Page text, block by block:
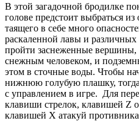
В этой загадочной бродилке
голове предстоит выбраться
таящего в себе много
раскаленной лавы и
пройти заснеженные вершины,
снежным человеком, и
этом в сточные воды. Чтобы
нижнюю голубую плашку,
с управлением в игре. Для
клавиши стрелок, клавишей Z
клавишей X атакуй